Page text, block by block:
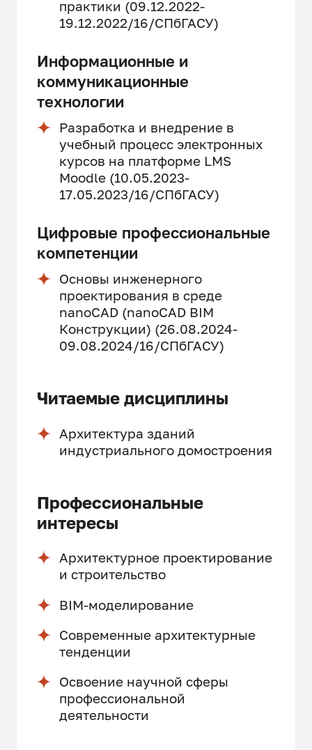
практики (09.12.2022-
19.12.2022/16/СПбГАСУ)
Информационные и
коммуникационные
технологии
Разработка и внедрение в
учебный процесс электронных
курсов на платформе LMS
Moodle (10.05.2023-
17.05.2023/16/СПбГАСУ)
Цифровые профессиональные
компетенции
Основы инженерного
проектирования в среде
nanoCAD (nanoCAD BIM
Конструкции) (26.08.2024-
09.08.2024/16/СПбГАСУ)
Читаемые дисциплины
Архитектура зданий
индустриального домостроения
Профессиональные
интересы
Архитектурное проектирование
и строительство
BIM-моделирование
Современные архитектурные
тенденции
Освоение научной сферы
профессиональной
деятельности